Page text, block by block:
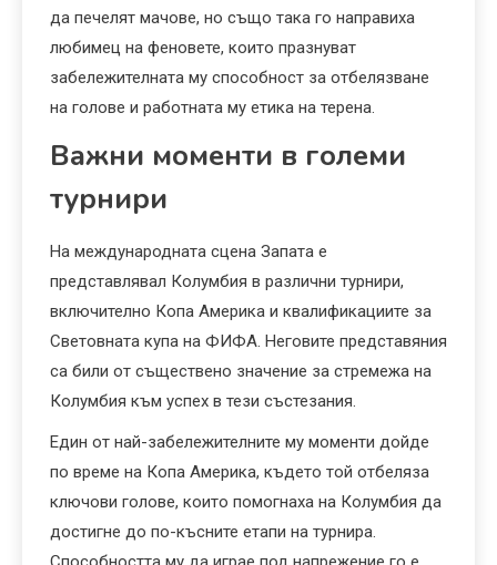
да печелят мачове, но също така го направиха
любимец на феновете, които празнуват
забележителната му способност за отбелязване
на голове и работната му етика на терена.
Важни моменти в големи
турнири
На международната сцена Запата е
представлявал Колумбия в различни турнири,
включително Копа Америка и квалификациите за
Световната купа на ФИФА. Неговите представяния
са били от съществено значение за стремежа на
Колумбия към успех в тези състезания.
Един от най-забележителните му моменти дойде
по време на Копа Америка, където той отбеляза
ключови голове, които помогнаха на Колумбия да
достигне до по-късните етапи на турнира.